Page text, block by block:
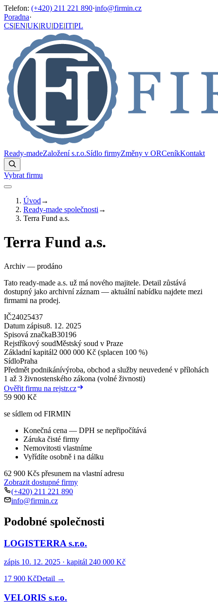
Telefon: (+420) 211 221 890·info@firmin.cz
Poradna·
CS|EN|UK|RU|DE|IT|PL
Ready-madeZaložení s.r.o.Sídlo firmyZměny v ORCeníkKontakt
Vybrat firmu
Úvod →
Ready-made společnosti →
Terra Fund a.s.
Terra Fund a.s.
Archiv — prodáno
Tato ready-made a.s. už má nového majitele. Detail zůstává
dostupný jako archivní záznam — aktuální nabídku najdete mezi
firmami na prodej.
IČ24025437
Datum zápisu8. 12. 2025
Spisová značkaB30196
Rejstříkový soudMěstský soud v Praze
Základní kapitál2 000 000 Kč (splacen 100 %)
SídloPraha
Předmět podnikánívýroba, obchod a služby neuvedené v přílohách
1 až 3 živnostenského zákona (volné živnosti)
Ověřit firmu na rejstr.cz
59 900 Kč
se sídlem od FIRMIN
Konečná cena — DPH se nepřipočítává
Záruka čisté firmy
Nemovitosti vlastníme
Vyřídíte osobně i na dálku
62 900 Kčs přesunem na vlastní adresu
Zobrazit dostupné firmy
(+420) 211 221 890
info@firmin.cz
Podobné společnosti
LOGISTERRA s.r.o.
zápis 10. 12. 2025 · kapitál 240 000 Kč
17 900 KčDetail →
VELORIS s.r.o.